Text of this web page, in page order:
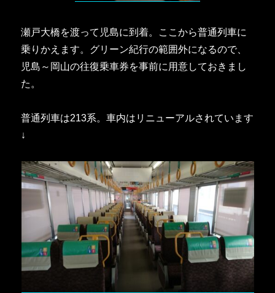
瀬戸大橋を渡って児島に到着。ここから普通列車に
乗りかえます。グリーン紀行の範囲外になるので、
児島～岡山の往復乗車券を事前に用意しておきまし
た。
普通列車は213系。車内はリニューアルされています
↓